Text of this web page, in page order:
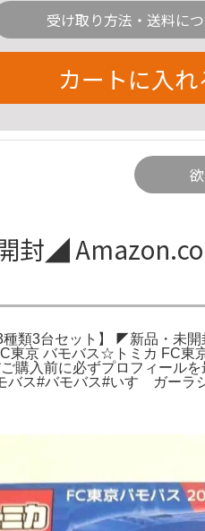
受け取り方法・送料に
カートに入れ
封◢
類3台セット】 ◤新品・未
京 バモバス☆トミカ FC東
入前に必ずプロフィールを
ス#バモバス#いすゞガーラ